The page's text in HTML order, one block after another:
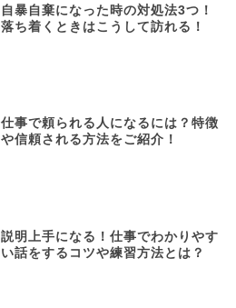
自暴自棄になった時の対処法3つ！
落ち着くときはこうして訪れる！
仕事で頼られる人になるには？特徴
や信頼される方法をご紹介！
説明上手になる！仕事でわかりやす
い話をするコツや練習方法とは？